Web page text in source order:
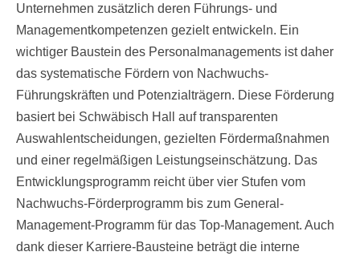
Unternehmen zusätzlich deren Führungs- und
Managementkompetenzen gezielt entwickeln. Ein
wichtiger Baustein des Personalmanagements ist daher
das systematische Fördern von Nachwuchs-
Führungskräften und Potenzialträgern. Diese Förderung
basiert bei Schwäbisch Hall auf transparenten
Auswahlentscheidungen, gezielten Fördermaßnahmen
und einer regelmäßigen Leistungseinschätzung. Das
Entwicklungsprogramm reicht über vier Stufen vom
Nachwuchs-Förderprogramm bis zum General-
Management-Programm für das Top-Management. Auch
dank dieser Karriere-Bausteine beträgt die interne